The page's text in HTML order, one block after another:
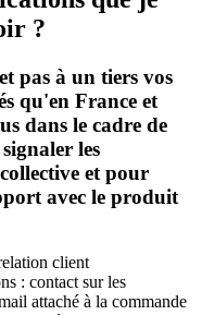
?
pas à un tiers vos
qu'en France et
dans le cadre de
les
et pour
avec le produit
client
: contact sur les
attaché à la commande